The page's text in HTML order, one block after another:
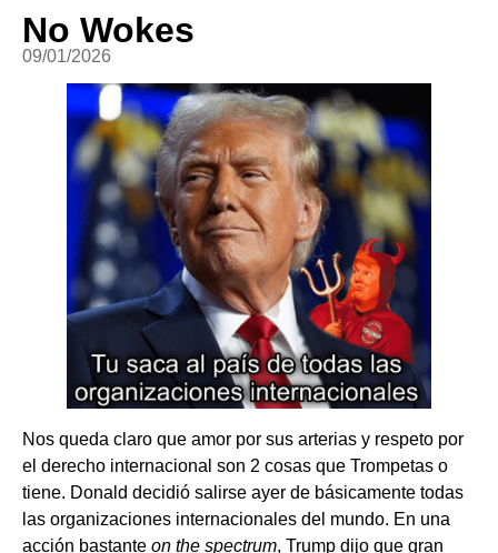
No Wokes
09/01/2026
Nos queda claro que amor por sus arterias y respeto por
el derecho internacional son 2 cosas que Trompetas o
tiene. Donald decidió salirse ayer de básicamente todas
las organizaciones internacionales del mundo. En una
acción bastante on the spectrum, Trump dijo que gran